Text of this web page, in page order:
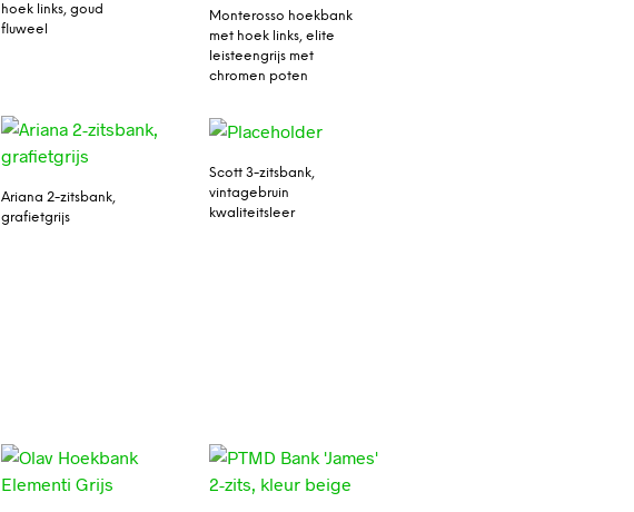
hoek links, goud
fluweel
Monterosso hoekbank
met hoek links, elite
leisteengrijs met
chromen poten
Ariana 2-zitsbank,
grafietgrijs
Scott 3-zitsbank,
vintagebruin
kwaliteitsleer